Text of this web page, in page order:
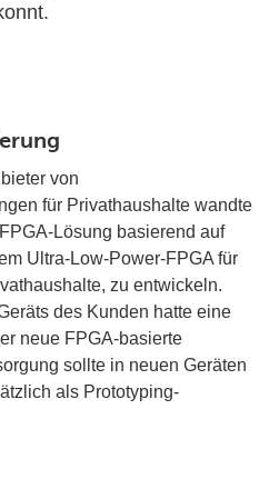
von
für Privathaushalte wandte
Lösung basierend auf
Ultra-Low-Power-FPGA für
zu entwickeln.
des Kunden hatte eine
neue FPGA-basierte
sollte in neuen Geräten
als Prototyping-